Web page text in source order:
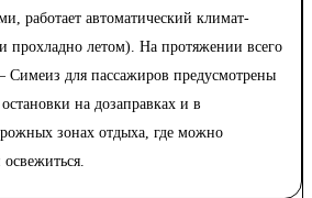
работает автоматический климат-
прохладно летом). На протяжении всего
для пассажиров предусмотрены
на дозаправках и в
зонах отдыха, где можно
освежиться.